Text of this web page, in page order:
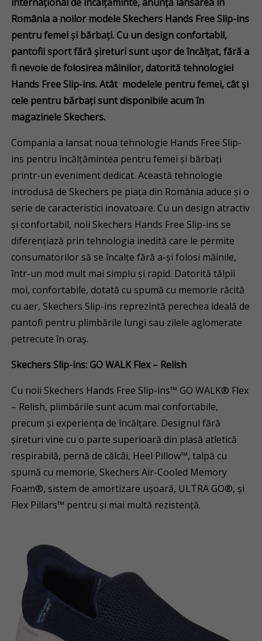
România a noilor modele Skechers Hands Free Slip-ins
pentru femei și bărbați. Cu un design confortabil,
pantofii sport fără șireturi sunt ușor de încălțat, fără a
fi nevoie de folosirea mâinilor, datorită tehnologiei
Hands Free Slip-ins. Atât modelele pentru femei, cât și
cele pentru bărbați sunt disponibile acum în
magazinele Skechers.
Compania a lansat noua tehnologie Hands Free Slip-
ins pentru încălțămintea pentru femei și bărbați
printr-un eveniment dedicat. Această tehnologie
introdusă de Skechers pe piața din România aduce și o
serie de caracteristici inovatoare. Cu un design atractiv
și confortabil, noii Skechers Hands Free Slip-ins se
diferențiază prin tehnologia inedită care le permite
consumatorilor să se încalțe fără a-și folosi mâinile,
într-un mod mult mai simplu și rapid. Datorită tălpii
moi, confortabile, dotată cu spumă cu memorie răcită
cu aer, Skechers Slip-ins reprezintă perechea ideală de
pantofi pentru plimbările lungi sau zilele aglomerate
petrecute în oraș.
Skechers Slip-ins: GO WALK Flex – Relish
Cu noii Skechers Hands Free Slip-ins™ GO WALK® Flex
– Relish, plimbările sunt acum mai confortabile,
precum și experiența de încălțare. Designul fără
șireturi vine cu o parte superioară din plasă atletică
respirabilă, pernă de călcâi, Heel Pillow™, talpă cu
spumă cu memorie, Skechers Air-Cooled Memory
Foam®, sistem de amortizare ușoară, ULTRA GO®, și
Flex Pillars™ pentru și mai multă rezistență.